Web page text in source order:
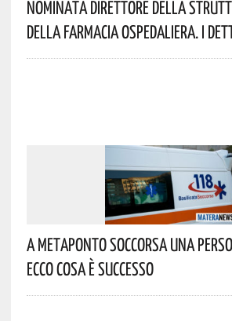
Nominata Direttore Della
Della Farmacia Ospedaliera. I
A Metaponto Soccorsa Una
Ecco Cosa È Successo